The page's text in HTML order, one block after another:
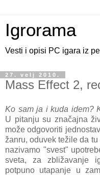
Igrorama
Vesti i opisi PC igara iz
27. velj 2010.
Mass Effect 2,
Ko sam ja i kuda idem?
U pitanju su značajna
može odgovoriti
žanru, oduvek težile da
nazivamo "svest"
sveta, za zbližavanje
potpuno utapanje u